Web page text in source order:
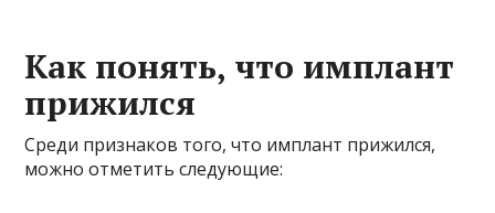
Как понять, что имплант
прижился
Среди признаков того, что имплант прижился,
можно отметить следующие: